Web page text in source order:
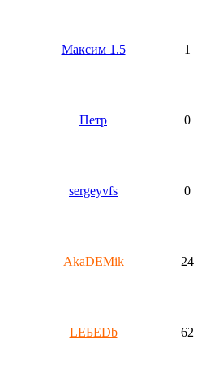
Максим 1.5 1
Петр 0
sergeyvfs 0
AkaDEMik 24
LEБEDb 62